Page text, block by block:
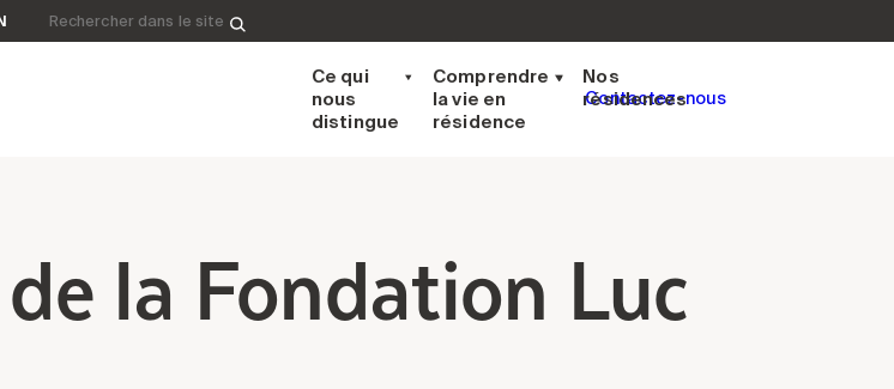
Rechercher&nbsp;:
Ce qui
nous
distingue
Comprendre
la vie en
résidence
Nos
résidences
Contactez-nous
la Fondation Luc